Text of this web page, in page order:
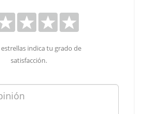
estrellas indica tu grado de
satisfacción.